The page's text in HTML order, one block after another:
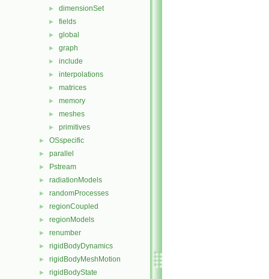
► dimensionSet
► fields
► global
► graph
► include
► interpolations
► matrices
► memory
► meshes
► primitives
► OSspecific
► parallel
► Pstream
► radiationModels
► randomProcesses
► regionCoupled
► regionModels
► renumber
► rigidBodyDynamics
► rigidBodyMeshMotion
► rigidBodyState